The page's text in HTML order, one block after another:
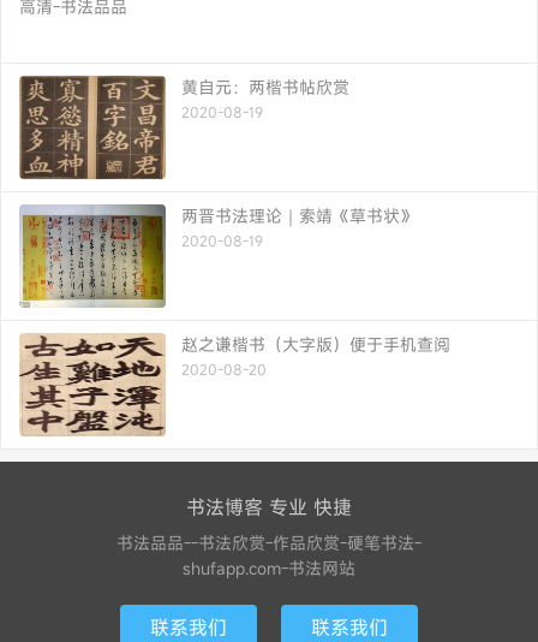
黄自元：两楷书帖欣赏
2020-08-19
两晋书法理论｜索靖《草书状》
2020-08-19
赵之谦楷书（大字版）便于手机查阅
2020-08-20
书法博客 专业 快捷
书法品品--书法欣赏-作品欣赏-硬笔书法-
shufapp.com-书法网站
联系我们 联系我们